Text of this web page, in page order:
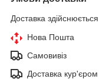
Доставка
Нова Пошта
Самовивіз
Доставка кур'єром